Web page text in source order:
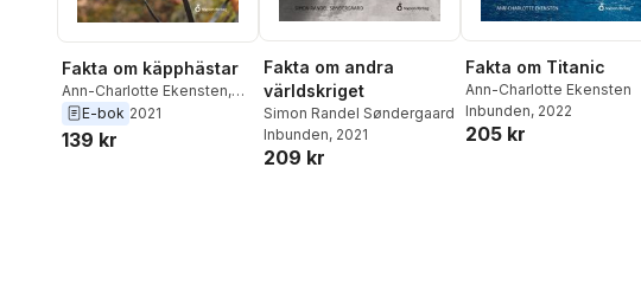
Fakta om käpphästar
Ann-Charlotte Ekensten,
Angelica Öhrn
E-bok 2021
139 kr
Fakta om andra
världskriget
Simon Randel Søndergaard
Inbunden, 2021
209 kr
Fakta om Titanic
Ann-Charlotte Ekensten
Inbunden, 2022
205 kr